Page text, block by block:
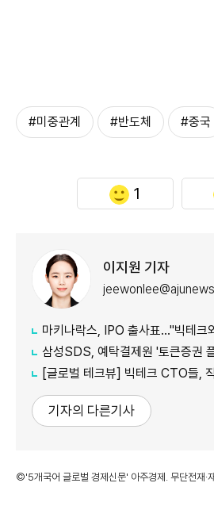
#미중관계 #반도체 #중국
1
이지원 기자
마키나락스, IPO 출사표…"빅테크와
삼성SDS, 예탁결제원 '토큰증권
[글로벌 테크뷰] 빅테크 CTO들, 직함 떼고 엔지니어
기자의 다른기사
©'5개국어 글로벌 경제신문' 아주경제. 무단전재·